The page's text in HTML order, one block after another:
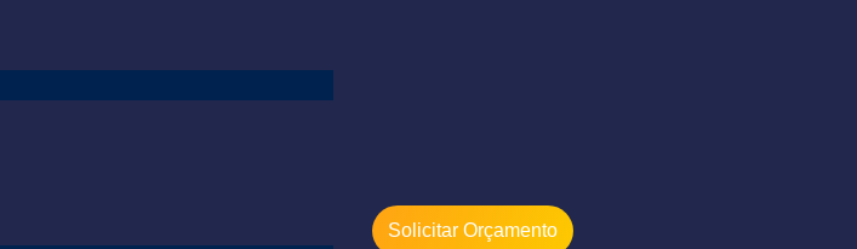
Solicitar Orçamento